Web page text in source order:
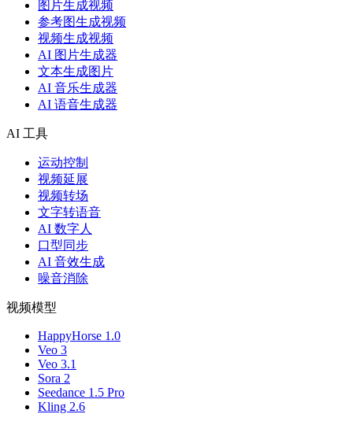
图片生成视频
参考图生成视频
视频生成视频
AI 图片生成器
文本生成图片
AI 音乐生成器
AI 语音生成器
AI 工具
运动控制
视频延展
视频转场
文字转语音
AI 数字人
口型同步
AI 音效生成
噪音消除
视频模型
HappyHorse 1.0
Veo 3
Veo 3.1
Sora 2
Seedance 1.5 Pro
Kling 2.6